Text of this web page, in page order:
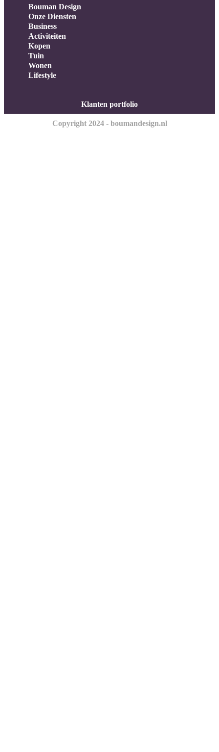
Bouman Design
Onze Diensten
Business
Activiteiten
Kopen
Tuin
Wonen
Lifestyle
Klanten portfolio
Copyright 2024 - boumandesign.nl